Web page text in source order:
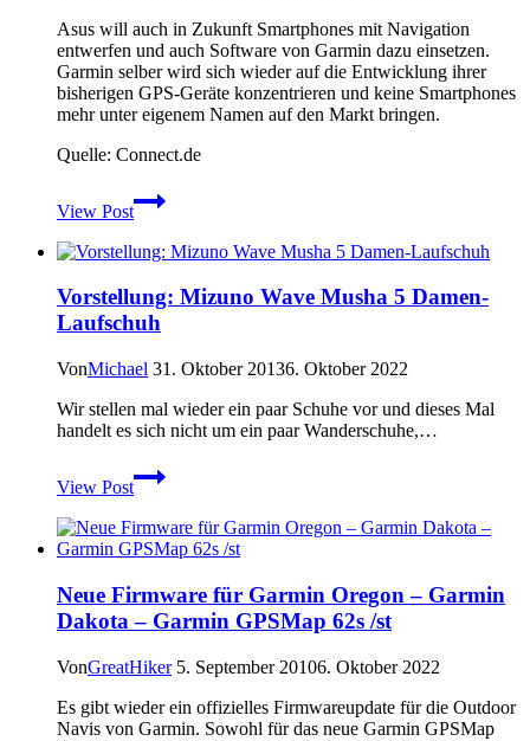
Asus will auch in Zukunft Smartphones mit Navigation
entwerfen und auch Software von Garmin dazu einsetzen.
Garmin selber wird sich wieder auf die Entwicklung ihrer
bisherigen GPS-Geräte konzentrieren und keine Smartphones
mehr unter eigenem Namen auf den Markt bringen.
Quelle: Connect.de
View Post
Garmin
beendet
Ausflug
die
Welt
Smartphones
Vorstellung: Mizuno Wave Musha 5 Damen-
Laufschuh
VonMichael 31. Oktober 20136. Oktober 2022
Wir stellen mal wieder ein paar Schuhe vor und dieses Mal
handelt es sich nicht um ein paar Wanderschuhe,…
View Post
Vorstellung:
Mizuno
Musha
5
Laufschuh
Neue Firmware für Garmin Oregon – Garmin
Dakota – Garmin GPSMap 62s /st
VonGreatHiker 5. September 20106. Oktober 2022
Es gibt wieder ein offizielles Firmwareupdate für die Outdoor
Navis von Garmin. Sowohl für das neue Garmin GPSMap